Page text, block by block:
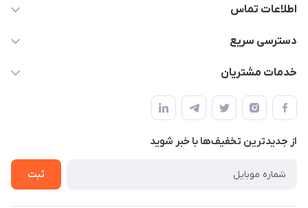
اطلاعات تماس
09124780957
دسترسی سریع
حساب کاربری
لیست محصولات
درباره ما
خدمات مشتریان
قوانین و مقررات
حریم خصوصی
راهنما
از جدید‌ترین تخفیف‌ها با‌ خبر شوید
ثبت